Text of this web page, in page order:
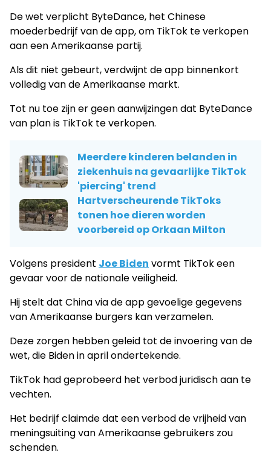
De wet verplicht ByteDance, het Chinese
moederbedrijf van de app, om TikTok te verkopen
aan een Amerikaanse partij.
Als dit niet gebeurt, verdwijnt de app binnenkort
volledig van de Amerikaanse markt.
Tot nu toe zijn er geen aanwijzingen dat ByteDance
van plan is TikTok te verkopen.
Meerdere kinderen belanden in
ziekenhuis na gevaarlijke TikTok
'piercing' trend
Hartverscheurende TikToks
tonen hoe dieren worden
voorbereid op Orkaan Milton
Volgens president Joe Biden vormt TikTok een
gevaar voor de nationale veiligheid.
Hij stelt dat China via de app gevoelige gegevens
van Amerikaanse burgers kan verzamelen.
Deze zorgen hebben geleid tot de invoering van de
wet, die Biden in april ondertekende.
TikTok had geprobeerd het verbod juridisch aan te
vechten.
Het bedrijf claimde dat een verbod de vrijheid van
meningsuiting van Amerikaanse gebruikers zou
schenden.